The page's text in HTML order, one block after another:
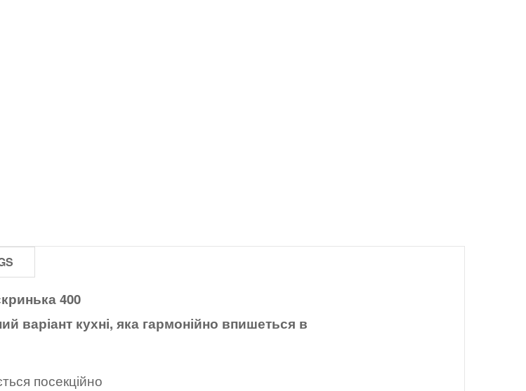
400
варіант кухні, яка гармонійно впишеться в
посекційно